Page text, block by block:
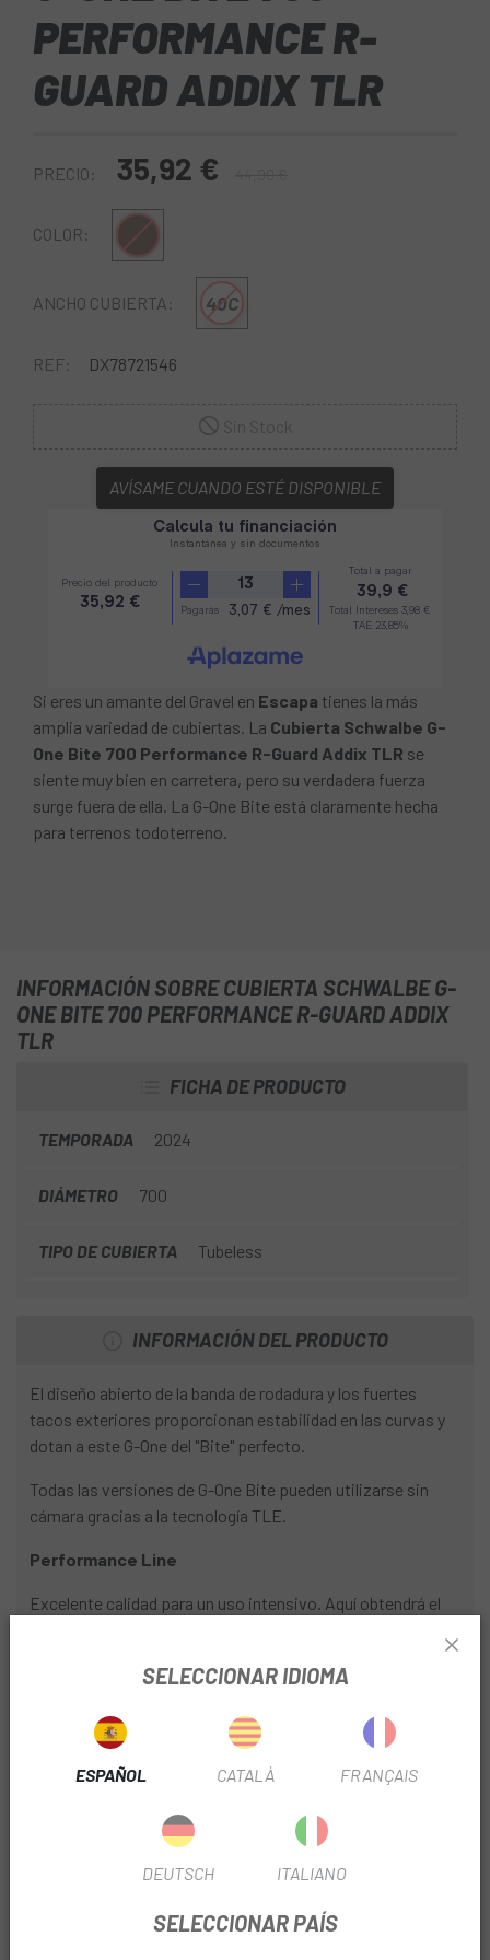
PERFORMANCE R-
GUARD ADDIX TLR
PRECIO: 35,92 €
COLOR:Negro-Marron
ANCHO CUBIERTA: 40C
REF: DX78721546
AVÍSAME CUANDO ESTÉ DISPONIBLE
Si eres un amante del Gravel en Escapa tienes la más
amplia variedad de cubiertas. La Cubierta Schwalbe G-
One Bite 700 Performance R-Guard Addix TLR se
siente muy bien en carretera, pero su verdadera fuerza
surge fuera de ella. La G-One Bite está claramente hecha
para terrenos todoterreno.
INFORMACIÓN SOBRE CUBIERTA SCHWALBE G-
ONE BITE 700 PERFORMANCE R-GUARD ADDIX
TLR
FICHA DE PRODUCTO
TEMPORADA 2024
DIÁMETRO 700
TIPO DE CUBIERTA Tubeless
INFORMACIÓN DEL PRODUCTO
El diseño abierto de la banda de rodadura y los fuertes
tacos exteriores proporcionan estabilidad en las curvas y
dotan a este G-One del "Bite" perfecto.
Todas las versiones de G-One Bite pueden utilizarse sin
cámara gracias a la tecnología TLE.
Performance Line
Excelente calidad para un uso intensivo. Aquí obtendrá el
El nuevo compuesto también para los neumáticos
Performance Line, más agarre, más velocidad, más
kilometraje. Schwalbe lo ha conseguido gracias a un nuevo
producción del compuesto de caucho se pueden añadir con
Un nuevo tejido lateral monofilamento ofrece tres ventajas
SELECCIONAR IDIOMA
ESPAÑOL CATALÀ FRANÇAIS
DEUTSCH ITALIANO
SELECCIONAR PAÍS